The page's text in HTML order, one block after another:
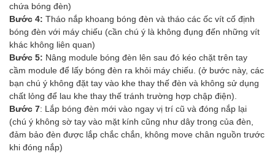
chứa bóng đèn)
Bước 4: Tháo nắp khoang bóng đèn và tháo các ốc vít cố định
bóng đèn với máy chiếu (cần chú ý là không đụng đến những vít
khác không liên quan)
Bước 5: Nâng module bóng đèn lên sau đó kéo chặt trên tay
cầm module để lấy bóng đèn ra khỏi máy chiếu. (ở bước này, các
bạn chú ý không đặt tay vào khe thay thế đèn và không sử dụng
chất lỏng để lau khe thay thế tránh trường hợp chập điện).
Bước 7: Lắp bóng đèn mới vào ngay vị trí cũ và đóng nắp lại
(chú ý không sờ tay vào mặt kính cũng như dây trong của đèn,
đảm bảo đèn được lắp chắc chắn, không move chân nguồn trước
khi đóng nắp)